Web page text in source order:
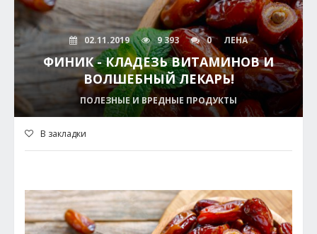
02.11.2019 9 393 0 ЛЕНА
ФИНИК - КЛАДЕЗЬ ВИТАМИНОВ И
ВОЛШЕБНЫЙ ЛЕКАРЬ!
ПОЛЕЗНЫЕ И ВРЕДНЫЕ ПРОДУКТЫ
В закладки